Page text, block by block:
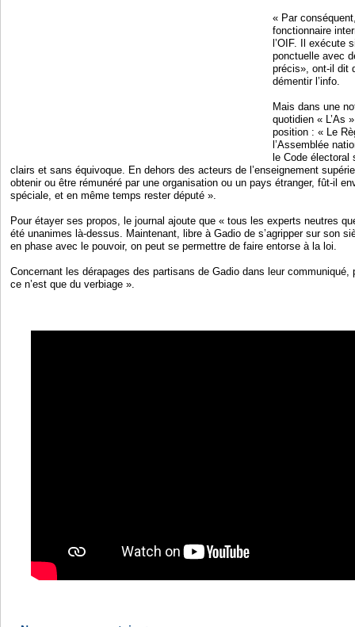
« Par
fonctionnaire
l’OIF. Il exécute
ponctuelle avec
précis», ont-il dit
démentir l’info.
Mais dans une
quotidien « L’As
position : « Le
l’Assemblée
le Code
clairs et sans équivoque. En dehors des acteurs de l’enseignement
obtenir ou être rémunéré par une organisation ou un pays étranger, fût-il
spéciale, et en même temps rester député ».
Pour étayer ses propos, le journal ajoute que « tous les experts neutres
été unanimes là-dessus. Maintenant, libre à Gadio de s’agripper sur son
en phase avec le pouvoir, on peut se permettre de faire entorse à la loi.
Concernant les dérapages des partisans de Gadio dans leur
ce n’est que du verbiage ».